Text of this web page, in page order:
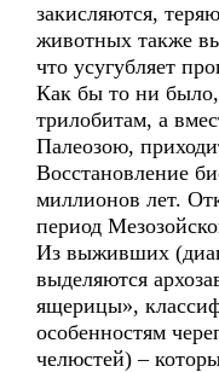
закисляются,
животных также
что усугубляет
Как бы то ни
трилобитам, а
Палеозою,
Восстановление
миллионов лет.
период
Из выживших
выделяются
ящерицы»,
особенностям
челюстей) –